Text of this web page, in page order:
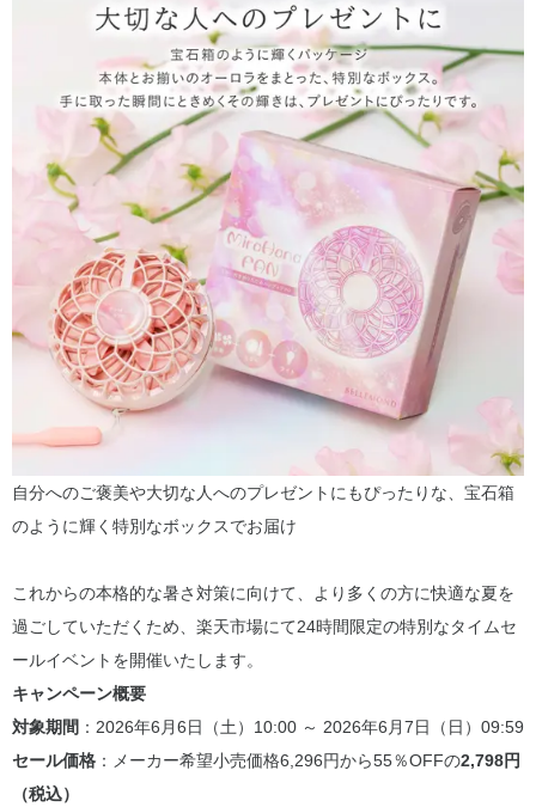
自分へのご褒美や大切な人へのプレゼントにもぴったりな、宝石箱
のように輝く特別なボックスでお届け
これからの本格的な暑さ対策に向けて、より多くの方に快適な夏を
過ごしていただくため、楽天市場にて24時間限定の特別なタイムセ
ールイベントを開催いたします。
キャンペーン概要
対象期間 ：2026年6月6日（土）10:00 ～ 2026年6月7日（日）09:59
セール価格 ：メーカー希望小売価格6,296円から55％OFFの2,798円
（税込）